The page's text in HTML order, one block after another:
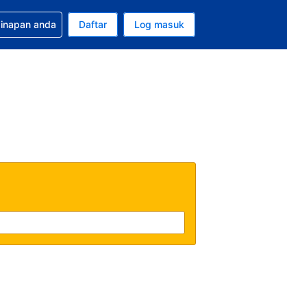
anda adalah Dolar A.S.
anda adalah Bahasa Malaysia
bagi tempahan anda
anda Daftar Log masuk